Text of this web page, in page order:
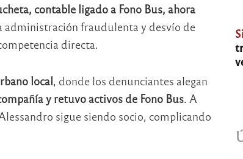
contable ligado a Fono Bus, ahora
administración fraudulenta y desvío de
directa.
local, donde los denunciantes alegan
y retuvo activos de Fono Bus. A
sigue siendo socio, complicando